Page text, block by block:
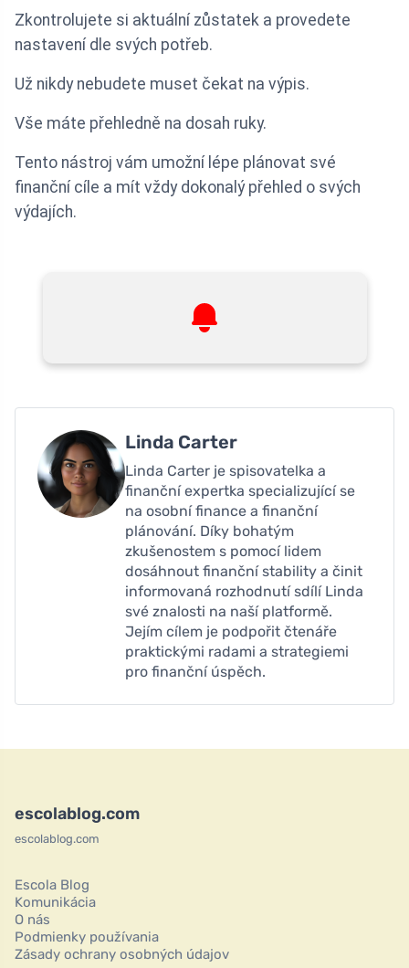
Zkontrolujete si aktuální zůstatek a provedete
nastavení dle svých potřeb.
Už nikdy nebudete muset čekat na výpis.
Vše máte přehledně na dosah ruky.
Tento nástroj vám umožní lépe plánovat své
finanční cíle a mít vždy dokonalý přehled o svých
výdajích.
Linda Carter
Linda Carter je spisovatelka a
finanční expertka specializující se
na osobní finance a finanční
plánování. Díky bohatým
zkušenostem s pomocí lidem
dosáhnout finanční stability a činit
informovaná rozhodnutí sdílí Linda
své znalosti na naší platformě.
Jejím cílem je podpořit čtenáře
praktickými radami a strategiemi
pro finanční úspěch.
escolablog.com
escolablog.com
Escola Blog
Komunikácia
O nás
Podmienky používania
Zásady ochrany osobných údajov